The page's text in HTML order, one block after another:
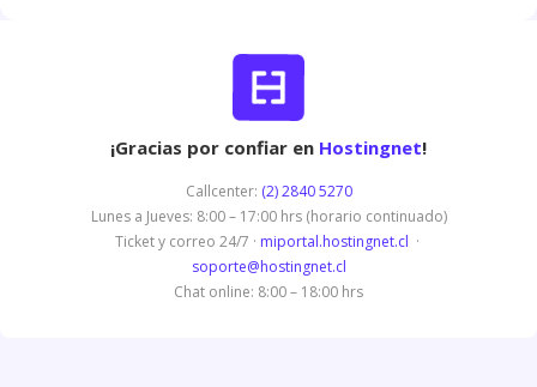
¡Gracias por confiar en Hostingnet!
Callcenter: (2) 2840 5270
Lunes a Jueves: 8:00 – 17:00 hrs (horario continuado)
Ticket y correo 24/7 · miportal.hostingnet.cl ·
soporte@hostingnet.cl
Chat online: 8:00 – 18:00 hrs